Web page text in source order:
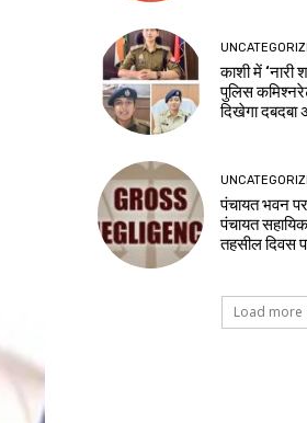
काशी में ‘नारी
पुलिस
दिखेगा दबदबा
पंचायत भवन
पंचायत
तहसील दिवस
Load more